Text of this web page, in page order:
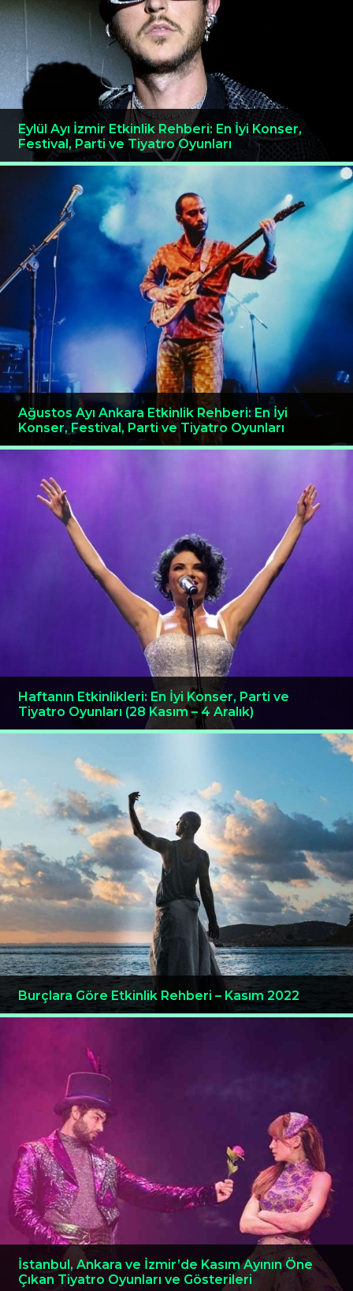
Eylül Ayı İzmir Etkinlik Rehberi: En İyi Konser,
Festival, Parti ve Tiyatro Oyunları
Ağustos Ayı Ankara Etkinlik Rehberi: En İyi
Konser, Festival, Parti ve Tiyatro Oyunları
Haftanın Etkinlikleri: En İyi Konser, Parti ve
Tiyatro Oyunları (28 Kasım – 4 Aralık)
Burçlara Göre Etkinlik Rehberi – Kasım 2022
İstanbul, Ankara ve İzmir’de Kasım Ayının Öne
Çıkan Tiyatro Oyunları ve Gösterileri